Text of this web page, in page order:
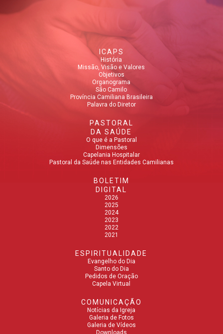
ICAPS
História
Missão, Visão e Valores
Objetivos
Organograma
São Camilo
Província Camiliana Brasileira
Palavra do Diretor
PASTORAL
DA SAÚDE
O que é a Pastoral
Dimensões
Capelania Hospitalar
Pastoral da Saúde nas Entidades Camilianas
BOLETIM
DIGITAL
2026
2025
2024
2023
2022
2021
ESPIRITUALIDADE
Evangelho do Dia
Santo do Dia
Pedidos de Oração
Capela Virtual
COMUNICAÇÃO
Notícias da Igreja
Galeria de Fotos
Galeria de Vídeos
Downloads